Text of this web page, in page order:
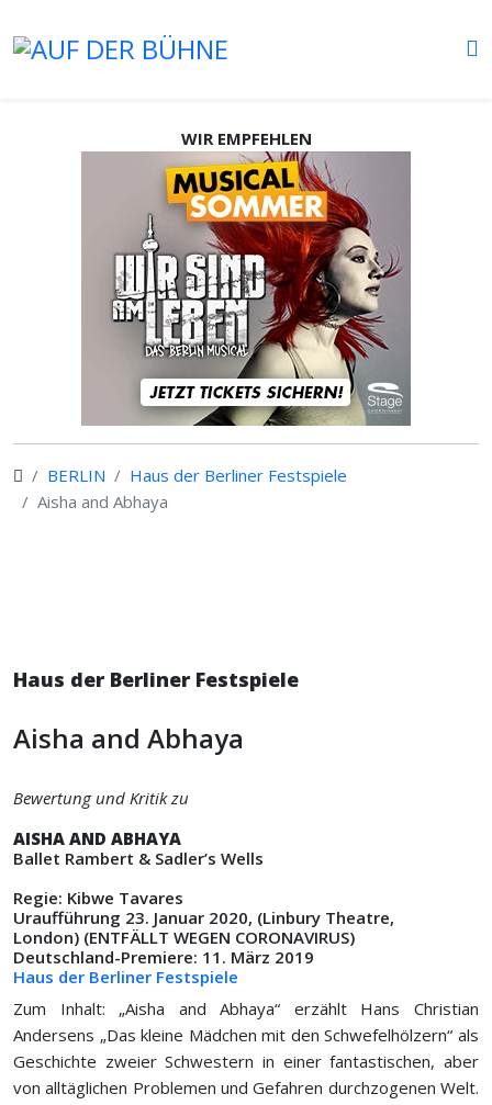
WIR EMPFEHLEN
BERLIN
Haus der Berliner Festspiele
Aisha and Abhaya
Haus der Berliner Festspiele
Aisha and Abhaya
Bewertung und Kritik zu
AISHA AND ABHAYA
Ballet Rambert & Sadler’s Wells
Regie: Kibwe Tavares
Uraufführung 23. Januar 2020, (Linbury Theatre,
London) (ENTFÄLLT WEGEN CORONAVIRUS)
Deutschland-Premiere: 11. März 2019
Haus der Berliner Festspiele
Zum Inhalt: „Aisha and Abhaya“ erzählt Hans Christian
Andersens „Das kleine Mädchen mit den Schwefelhölzern“ als
Geschichte zweier Schwestern in einer fantastischen, aber
von alltäglichen Problemen und Gefahren durchzogenen Welt.